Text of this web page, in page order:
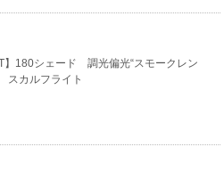
】180シェード 調光偏光“スモークレン
カルフライト